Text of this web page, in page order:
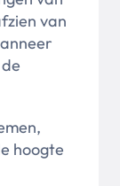
van
hoogte